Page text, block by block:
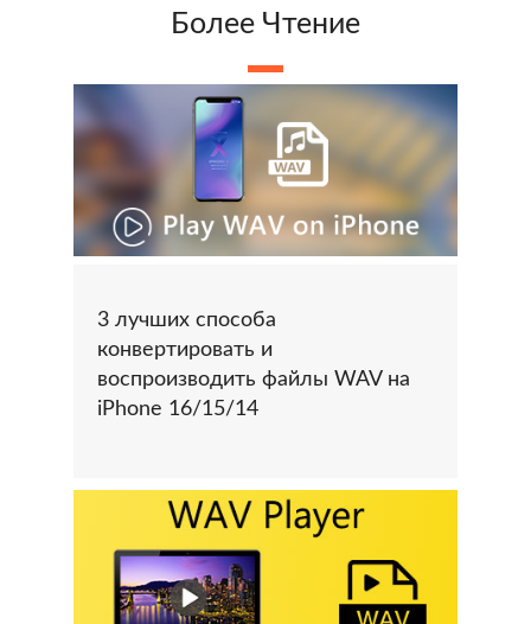
Более Чтение
3 лучших способа
конвертировать и
воспроизводить файлы WAV на
iPhone 16/15/14